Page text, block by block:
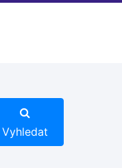
Vyhledat